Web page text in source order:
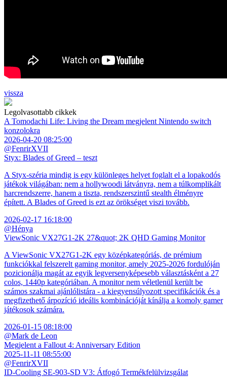
vissza
Legolvasottabb cikkek
A Tomodachi Life: Living the Dream megjelent Nintendo switch
konzolokra
2026-04-20 08:25:00
@FenrirXVII
Styx: Blades of Greed – teszt
A Styx-széria mindig is egy különleges helyet foglalt el a lopakodós
játékok világában: nem a hollywoodi látványra, nem a túlkomplikált
harcrendszerre, hanem a tiszta, rendszerszintű stealth élményre
épített. A Blades of Greed is ezt az örökséget viszi tovább.
2026-02-17 16:18:00
@Hénya
ViewSonic VX27G1-2K 27&quot; 2K QHD Gaming Monitor
A ViewSonic VX27G1-2K egy középkategóriás, de prémium
funkciókkal felszerelt gaming monitor, amely 2025-2026 fordulóján
pozicionálja magát az egyik legversenyképesebb választásként a 27
colos, 1440p kategóriában. A monitor nem véletlenül került be
számos szakmai ajánlólistára - a kiegyensúlyozott specifikációk és a
megfizethető árpozíció ideális kombinációját kínálja a komoly gamer
játékosok számára.
2026-01-15 08:18:00
@Mark de Leon
Megjelent a Fallout 4: Anniversary Edition
2025-11-11 08:55:00
@FenrirXVII
ID-Cooling SE-903-SD V3: Átfogó Termékfelülvizsgálat